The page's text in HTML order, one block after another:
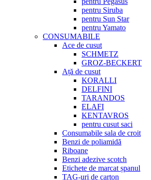
pentru Siruba
pentru Sun Star
pentru Yamato
CONSUMABILE
Ace de cusut
SCHMETZ
GROZ-BECKERT
Ață de cusut
KORALLI
DELFINI
TARANDOS
ELAFI
KENTAVROS
pentru cusut saci
Consumabile sala de croit
Benzi de poliamidă
Riboane
Benzi adezive scotch
Etichete de marcat șpanul
TAG-uri de carton